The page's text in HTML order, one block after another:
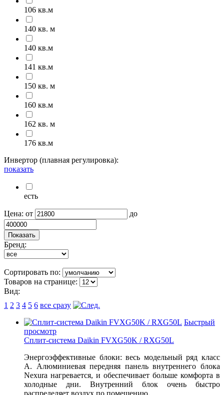
106 кв.м
140 кв. м
140 кв.м
141 кв.м
150 кв. м
160 кв.м
162 кв. м
176 кв.м
Инвертор (плавная регулировка):
показать
есть
Цена: от до
Бренд:
Сортировать по:
Товаров на странице:
Вид:
1 2 3 4 5 6 все сразу
Быстрый
просмотр
Сплит-система Daikin FVXG50K / RXG50L
Энергоэффективные блоки: весь модельный ряд класс
A. Алюминиевая передняя панель внутреннего блока
Nexura нагревается, и обеспечивает больше комфорта в
холодные дни. Внутренний блок очень быстро
распределяет воздух по помещению.